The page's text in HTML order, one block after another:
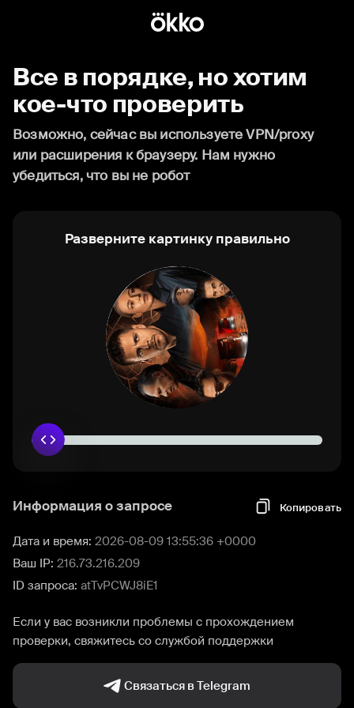
Все в порядке, но хотим
кое-что проверить
Возможно, сейчас вы используете VPN/proxy
или расширения к браузеру. Нам нужно
убедиться, что вы не робот
Разверните картинку правильно
Информация о запросе Копировать
Дата и время: 2026-08-09 13:55:36 +0000
Ваш IP: 216.73.216.209
ID запроса: atTvPCWJ8iE1
Если у вас возникли проблемы с прохождением
проверки, свяжитесь со службой поддержки
Связаться в Telegram